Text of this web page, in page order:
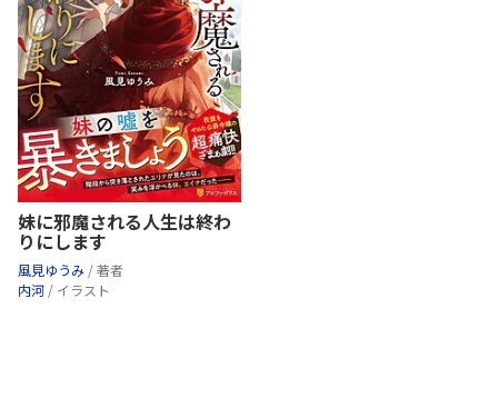
妹に邪魔される人生は終わ
りにします
風見ゆうみ / 著者
内河 / イラスト